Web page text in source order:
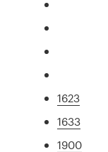
1623
1633
1900